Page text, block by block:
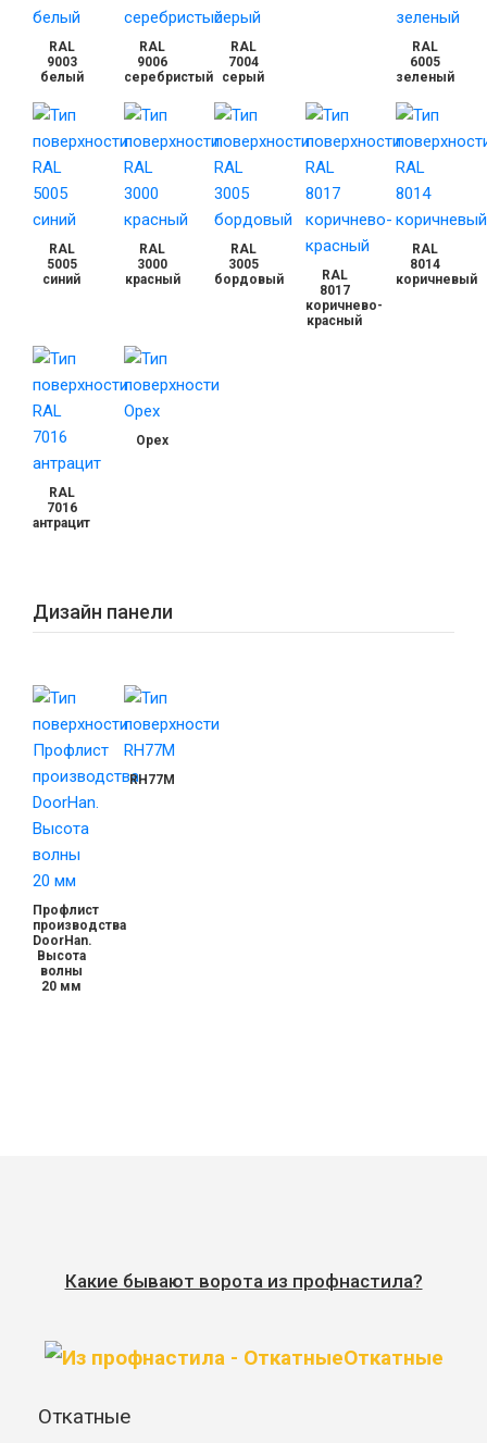
RAL
9003
белый
RAL
9006
серебристый
RAL
7004
серый
RAL
6005
зеленый
RAL
5005
синий
RAL
3000
красный
RAL
3005
бордовый
RAL
8017
коричнево-
красный
RAL
8014
коричневый
RAL
7016
антрацит
Орех
Дизайн панели
Профлист
производства
DoorHan.
Высота
волны
20 мм
RH77M
Какие бывают ворота из профнастила?
Откатные